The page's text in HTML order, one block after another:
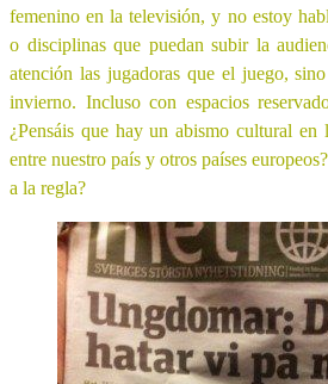
femenino en la televisión, y no estoy
o disciplinas que puedan subir la
atención las jugadoras que el juego,
invierno. Incluso con espacios
¿Pensáis que hay un abismo cultural
entre nuestro país y otros países
a la regla?